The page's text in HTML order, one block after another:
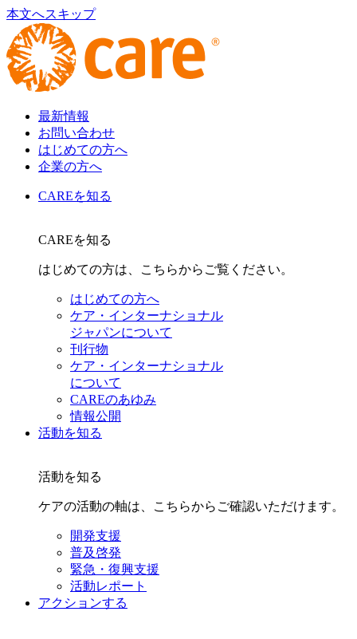
本文へスキップ
最新情報
お問い合わせ
はじめての方へ
企業の方へ
CAREを知る
CAREを知る
はじめての方は、こちらからご覧ください。
はじめての方へ
ケア・インターナショナル
ジャパンについて
刊行物
ケア・インターナショナル
について
CAREのあゆみ
情報公開
活動を知る
活動を知る
ケアの活動の軸は、こちらからご確認いただけます。
開発支援
普及啓発
緊急・復興支援
活動レポート
アクションする